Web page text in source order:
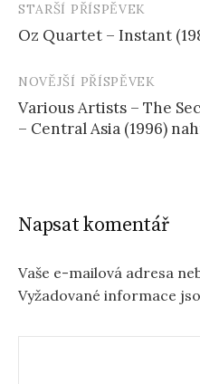
Navigace
příspěvku
STARŠÍ PŘÍSPĚVEK
Oz Quartet – Instant
NOVĚJŠÍ PŘÍSPĚVEK
Various Artists – The
– Central Asia (1996)
Napsat komentář
Vaše e-mailová adresa
Vyžadované informace